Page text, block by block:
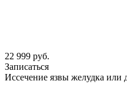
22 999 руб.
Записаться
Иссечение язвы желудка или